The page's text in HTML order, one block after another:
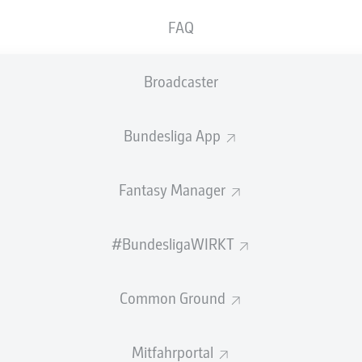
FAQ
Broadcaster
Bundesliga App
Fantasy Manager
#BundesligaWIRKT
Common Ground
Mitfahrportal
sowie seiner technischen Beschlagenheit